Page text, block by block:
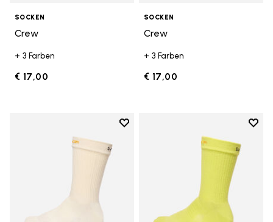
SOCKEN
Crew
+ 3 Farben
€ 17,00
SOCKEN
Crew
+ 3 Farben
€ 17,00
Add to wishlist
Add to wishlist Crew
Add